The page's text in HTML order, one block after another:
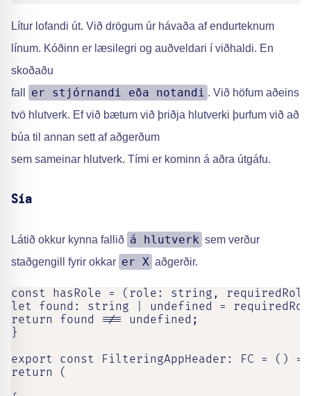
Lítur lofandi út. Við drögum úr hávaða af endurteknum
línum. Kóðinn er læsilegri og auðveldari í viðhaldi. En
skoðaðu
fall
er stjórnandi eða notandi . Við höfum aðeins
tvö hlutverk. Ef við bætum við þriðja hlutverki þurfum við að
búa til annan sett af aðgerðum
sem sameinar hlutverk. Tími er kominn á aðra útgáfu.
Sía
Látið okkur kynna fallið á hlutverk sem verður
staðgengill fyrir okkar er X aðgerðir.
const hasRole = (role: string,
let found: string | undefined =
return found !== undefined;
}
export const FilteringAppHeader: FC = ()
return (